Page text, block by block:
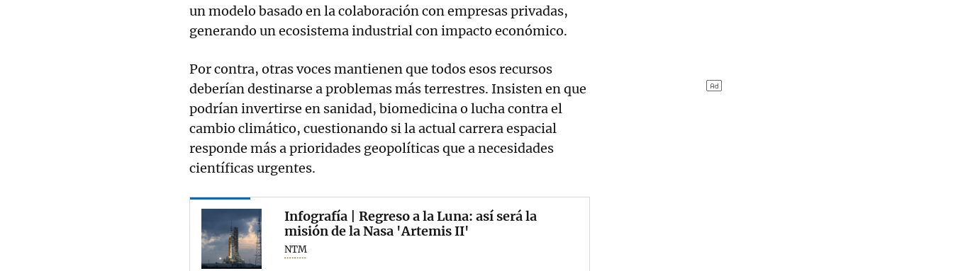
un modelo basado en la colaboración con empresas privadas,
generando un ecosistema industrial con impacto económico.
Por contra, otras voces mantienen que todos esos recursos
deberían destinarse a problemas más terrestres. Insisten en que
podrían invertirse en sanidad, biomedicina o lucha contra el
cambio climático, cuestionando si la actual carrera espacial
responde más a prioridades geopolíticas que a necesidades
científicas urgentes.
Infografía | Regreso a la Luna: así será la
misión de la Nasa 'Artemis II'
NTM